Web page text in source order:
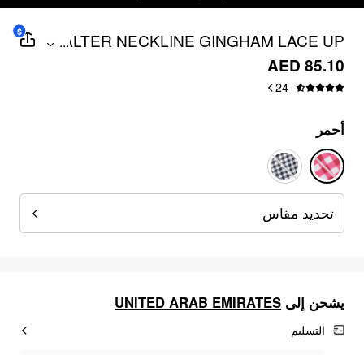
HALTER NECKLINE GINGHAM LACE UP
TRIANGLE SHORTS BIKINI SET
...
AED 85.10
24
$
أحمر
تحديد مقاس
يشحن إلى UNITED ARAB EMIRATES
التسليم